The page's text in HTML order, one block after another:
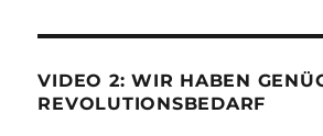
VIDEO 2: WIR HABEN
REVOLUTIONSBEDARF